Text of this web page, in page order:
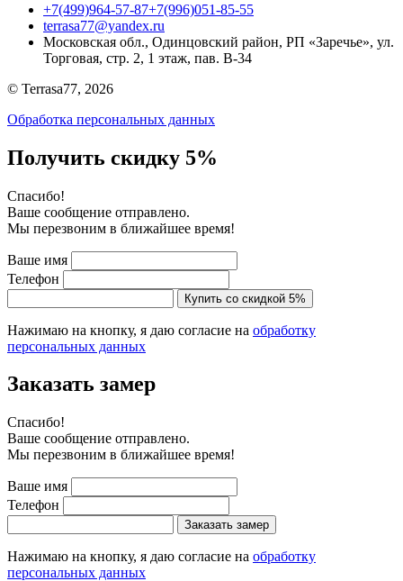
+7(499)964-57-87+7(996)051-85-55
terrasa77@yandex.ru
Московская обл., Одинцовский район, РП «Заречье», ул.
Торговая, стр. 2, 1 этаж, пав. B-34
© Terrasa77, 2026
Обработка персональных данных
Получить скидку 5%
Cпасибо!
Ваше сообщение отправлено.
Мы перезвоним в ближайшее время!
Ваше имя
Телефон
Купить со скидкой 5%
Нажимаю на кнопку, я даю согласие на обработку
персональных данных
Заказать замер
Cпасибо!
Ваше сообщение отправлено.
Мы перезвоним в ближайшее время!
Ваше имя
Телефон
Заказать замер
Нажимаю на кнопку, я даю согласие на обработку
персональных данных